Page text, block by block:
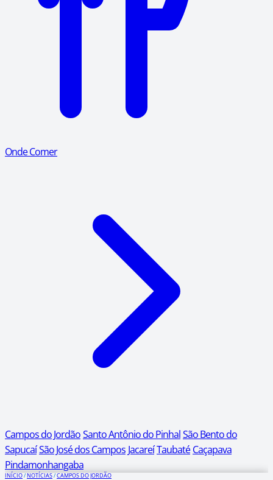
Onde Comer
Campos do JordãoSanto Antônio do PinhalSão Bento do
SapucaíSão José dos Campos JacareíTaubaté Caçapava
Pindamonhangaba
INÍCIO/NOTÍCIAS/CAMPOS DO JORDÃO